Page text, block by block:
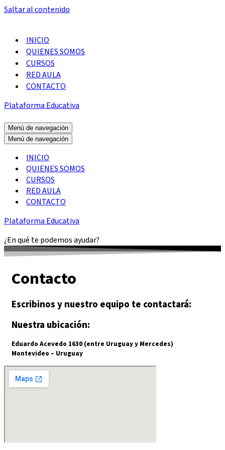
Saltar al contenido
INICIO
QUIENES SOMOS
CURSOS
RED AULA
CONTACTO
Plataforma Educativa
Menú de navegación
Menú de navegación
INICIO
QUIENES SOMOS
CURSOS
RED AULA
CONTACTO
Plataforma Educativa
¿En qué te podemos ayudar?
Contacto
Escribinos y nuestro equipo te contactará:
Nuestra ubicación:
Eduardo Acevedo 1630 (entre Uruguay y Mercedes)
Montevideo – Uruguay